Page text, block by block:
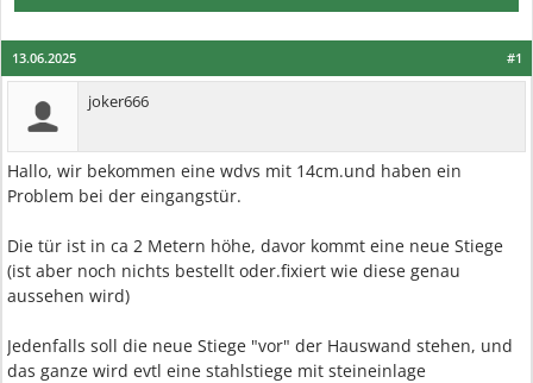
#1
13.06.2025
joker666
Hallo, wir bekommen eine wdvs mit 14cm.und haben ein
Problem bei der eingangstür.
Die tür ist in ca 2 Metern höhe, davor kommt eine neue Stiege
(ist aber noch nichts bestellt oder.fixiert wie diese genau
aussehen wird)
Jedenfalls soll die neue Stiege "vor" der Hauswand stehen, und
das ganze wird evtl eine stahlstiege mit steineinlage